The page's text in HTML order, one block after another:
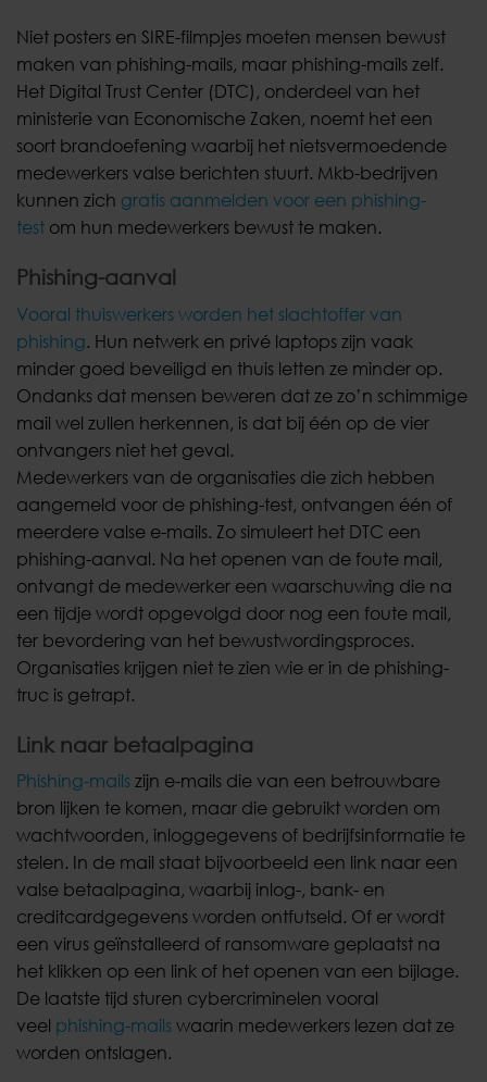
Niet posters en SIRE-filmpjes moeten mensen bewust
maken van phishing-mails, maar phishing-mails zelf.
Het Digital Trust Center (DTC), onderdeel van het
ministerie van Economische Zaken, noemt het een
soort brandoefening waarbij het nietsvermoedende
medewerkers valse berichten stuurt. Mkb-bedrijven
kunnen zich gratis aanmelden voor een phishing-
test om hun medewerkers bewust te maken.
Phishing-aanval
Vooral thuiswerkers worden het slachtoffer van
phishing. Hun netwerk en privé laptops zijn vaak
minder goed beveiligd en thuis letten ze minder op.
Ondanks dat mensen beweren dat ze zo’n schimmige
mail wel zullen herkennen, is dat bij één op de vier
ontvangers niet het geval.
Medewerkers van de organisaties die zich hebben
aangemeld voor de phishing-test, ontvangen één of
meerdere valse e-mails. Zo simuleert het DTC een
phishing-aanval. Na het openen van de foute mail,
ontvangt de medewerker een waarschuwing die na
een tijdje wordt opgevolgd door nog een foute mail,
ter bevordering van het bewustwordingsproces.
Organisaties krijgen niet te zien wie er in de phishing-
truc is getrapt.
Link naar betaalpagina
Phishing-mails zijn e-mails die van een betrouwbare
bron lijken te komen, maar die gebruikt worden om
wachtwoorden, inloggegevens of bedrijfsinformatie te
stelen. In de mail staat bijvoorbeeld een link naar een
valse betaalpagina, waarbij inlog-, bank- en
creditcardgegevens worden ontfutseld. Of er wordt
een virus geïnstalleerd of ransomware geplaatst na
het klikken op een link of het openen van een bijlage.
De laatste tijd sturen cybercriminelen vooral
veel phishing-mails waarin medewerkers lezen dat ze
worden ontslagen.